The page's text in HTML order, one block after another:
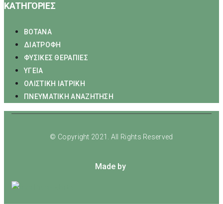
ΚΑΤΗΓΟΡΙΕΣ
ΒΟΤΑΝΑ
ΔΙΑΤΡΟΦΗ
ΦΥΣΙΚΕΣ ΘΕΡΑΠΙΕΣ
ΥΓΕΙΑ
ΟΛΙΣΤΙΚΗ ΙΑΤΡΙΚΗ
ΠΝΕΥΜΑΤΙΚΗ ΑΝΑΖΗΤΗΣΗ
© Copyright 2021. All Rights Reserved
Made by